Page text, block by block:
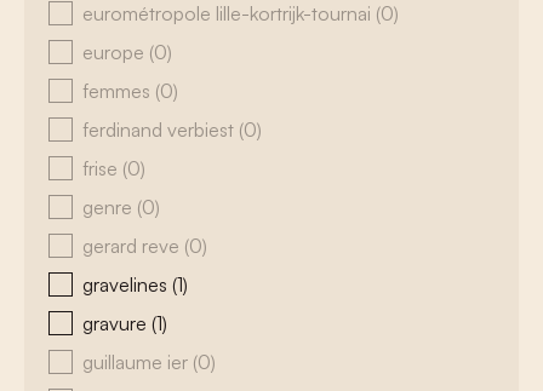
eurométropole lille-kortrijk-tournai (0)
europe (0)
femmes (0)
ferdinand verbiest (0)
frise (0)
genre (0)
gerard reve (0)
gravelines (1)
gravure (1)
guillaume ier (0)